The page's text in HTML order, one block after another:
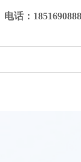
电话：